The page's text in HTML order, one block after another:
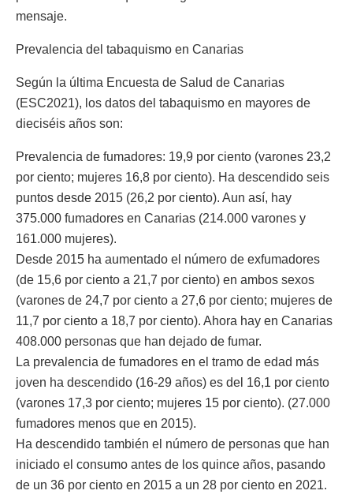
mensaje.
Prevalencia del tabaquismo en Canarias
Según la última Encuesta de Salud de Canarias
(ESC2021), los datos del tabaquismo en mayores de
dieciséis años son:
Prevalencia de fumadores: 19,9 por ciento (varones 23,2
por ciento; mujeres 16,8 por ciento). Ha descendido seis
puntos desde 2015 (26,2 por ciento). Aun así, hay
375.000 fumadores en Canarias (214.000 varones y
161.000 mujeres).
Desde 2015 ha aumentado el número de exfumadores
(de 15,6 por ciento a 21,7 por ciento) en ambos sexos
(varones de 24,7 por ciento a 27,6 por ciento; mujeres de
11,7 por ciento a 18,7 por ciento). Ahora hay en Canarias
408.000 personas que han dejado de fumar.
La prevalencia de fumadores en el tramo de edad más
joven ha descendido (16-29 años) es del 16,1 por ciento
(varones 17,3 por ciento; mujeres 15 por ciento). (27.000
fumadores menos que en 2015).
Ha descendido también el número de personas que han
iniciado el consumo antes de los quince años, pasando
de un 36 por ciento en 2015 a un 28 por ciento en 2021.